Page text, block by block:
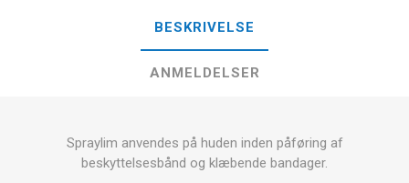
BESKRIVELSE
ANMELDELSER
Spraylim anvendes på huden inden påføring af
beskyttelsesbånd og klæbende bandager.